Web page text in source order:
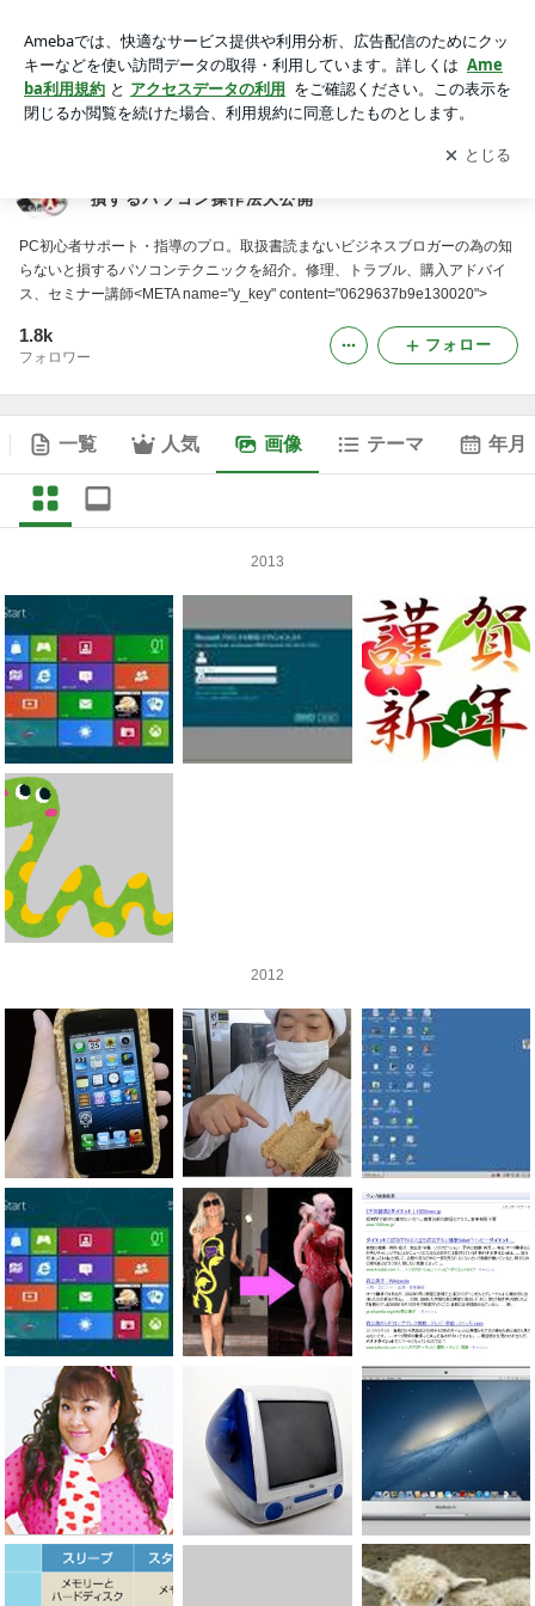
ソコン操作法大公開の画像
アプリをダウンロードして ブログの更新通知
を受け取りまし
ょう。
開く
損するパソコン操作法大公開
PC初心者サポート・指導のプロ。取扱書読まないビジネスブロガーの為の知
らないと損するパソコンテクニックを紹介。修理、トラブル、購入アドバイ
ス、セミナー講師<META name="y_key" content="0629637b9e130020">
1.8k
フォロワー
フォロー
一覧 人気 画像 テーマ 年月
2013
2012